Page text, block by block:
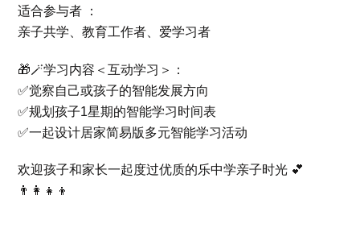
适合参与者 ：
亲子共学、教育工作者、爱学习者
🎁🪄学习内容＜互动学习＞：
✅觉察自己或孩子的智能发展方向
✅规划孩子1星期的智能学习时间表
✅一起设计居家简易版多元智能学习活动
欢迎孩子和家长一起度过优质的乐中学亲子时光 💕
👨‍👩‍👧‍👦